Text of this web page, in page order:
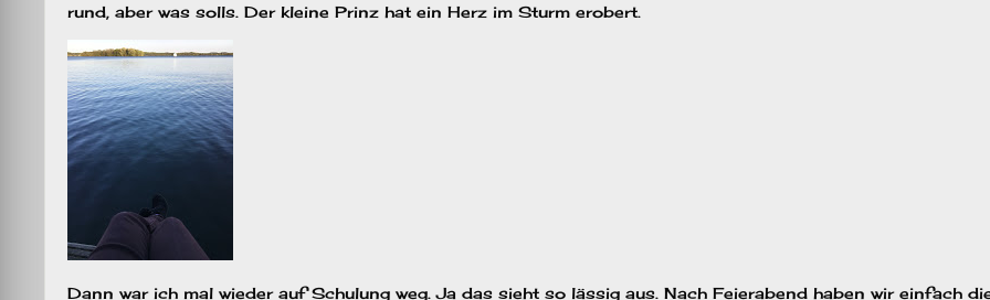
rund, aber was solls. Der kleine Prinz hat ein Herz im Sturm erobert.
Dann war ich mal wieder auf Schulung weg. Ja das sieht so lässig aus. Nach Feierabend haben wir einfach